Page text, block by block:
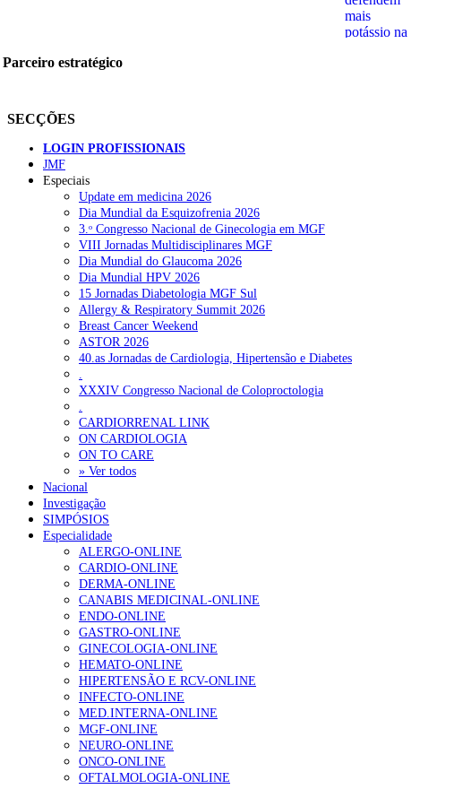
Parceiro estratégico
SECÇÕES
LOGIN PROFISSIONAIS
JMF
Especiais
Update em medicina 2026
Dia Mundial da Esquizofrenia 2026
3.ᵒ Congresso Nacional de Ginecologia em MGF
VIII Jornadas Multidisciplinares MGF
Dia Mundial do Glaucoma 2026
Dia Mundial HPV 2026
15 Jornadas Diabetologia MGF Sul
Allergy & Respiratory Summit 2026
Breast Cancer Weekend
ASTOR 2026
40.as Jornadas de Cardiologia, Hipertensão e Diabetes
XXXIV Congresso Nacional de Coloproctologia
CARDIORRENAL LINK
ON CARDIOLOGIA
ON TO CARE
» Ver todos
Nacional
Investigação
SIMPÓSIOS
Especialidade
ALERGO-ONLINE
CARDIO-ONLINE
DERMA-ONLINE
CANABIS MEDICINAL-ONLINE
ENDO-ONLINE
GASTRO-ONLINE
GINECOLOGIA-ONLINE
HEMATO-ONLINE
HIPERTENSÃO E RCV-ONLINE
INFECTO-ONLINE
MED.INTERNA-ONLINE
MGF-ONLINE
NEURO-ONLINE
ONCO-ONLINE
OFTALMOLOGIA-ONLINE